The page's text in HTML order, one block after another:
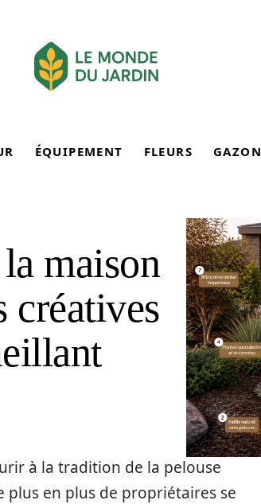
ÉQUIPEMENT FLEURS GAZON
maison
créatives
à la tradition de la pelouse
plus en plus de propriétaires se